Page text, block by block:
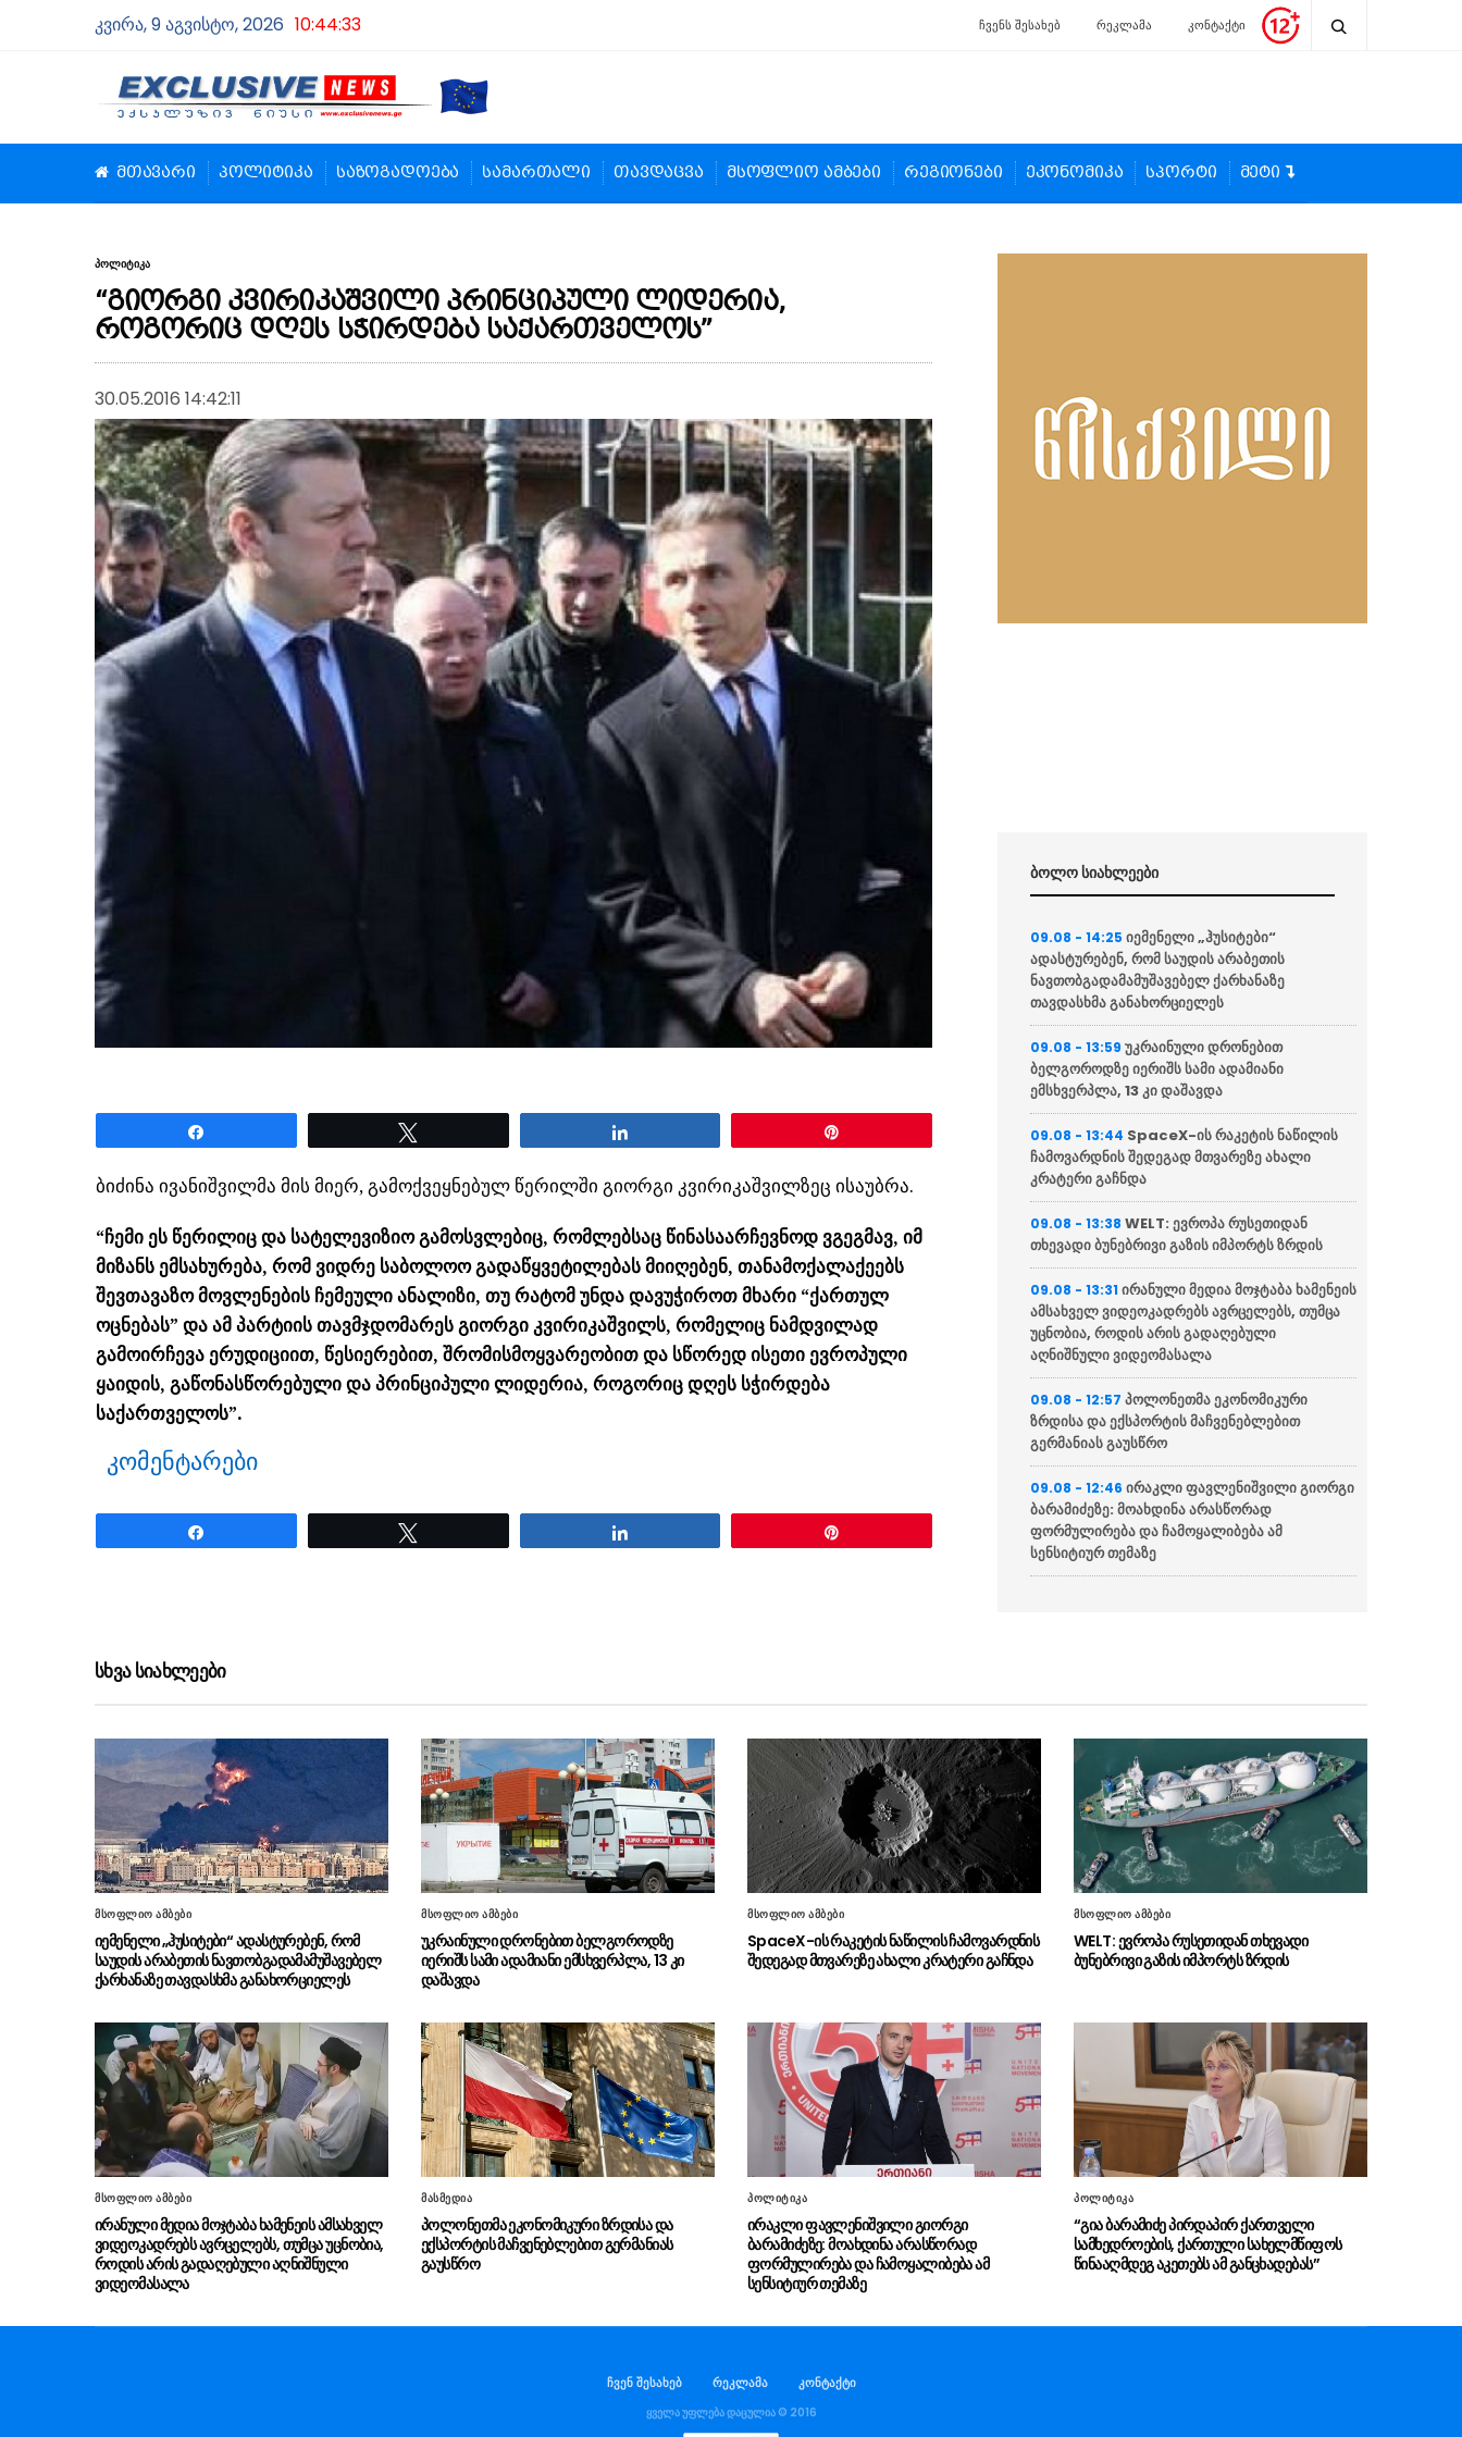
კვირა, 9 აგვისტო, 2026 10:44:34 ჩვენს შესახებ რეკლამა კონტაქტი
მთავარი პოლიტიკა საზოგადოება სამართალი თავდაცვა მსოფლიო ამბები რეგიონები ეკონომიკა სპორტი მეტი
პოლიტიკა
“გიორგი კვირიკაშვილი პრინციპული ლიდერია,
როგორიც დღეს სჭირდება საქართველოს”
30.05.2016 14:42:11
ბიძინა ივანიშვილმა მის მიერ, გამოქვეყნებულ წერილში გიორგი კვირიკაშვილზეც ისაუბრა.
“ჩემი ეს წერილიც და სატელევიზიო გამოსვლებიც, რომლებსაც წინასაარჩევნოდ ვგეგმავ, იმ
მიზანს ემსახურება, რომ ვიდრე საბოლოო გადაწყვეტილებას მიიღებენ, თანამოქალაქეებს
შევთავაზო მოვლენების ჩემეული ანალიზი, თუ რატომ უნდა დავუჭიროთ მხარი “ქართულ
ოცნებას” და ამ პარტიის თავმჯდომარეს გიორგი კვირიკაშვილს, რომელიც ნამდვილად
გამოირჩევა ერუდიციით, წესიერებით, შრომისმოყვარეობით და სწორედ ისეთი ევროპული
ყაიდის, გაწონასწორებული და პრინციპული ლიდერია, როგორიც დღეს სჭირდება
საქართველოს”.
კომენტარები
ბოლო სიახლეები
09.08 - 14:25იემენელი „ჰუსიტები“
ადასტურებენ, რომ საუდის არაბეთის
ნავთობგადამამუშავებელ ქარხანაზე
თავდასხმა განახორციელეს
09.08 - 13:59უკრაინული დრონებით
ბელგოროდზე იერიშს სამი ადამიანი
ემსხვერპლა, 13 კი დაშავდა
09.08 - 13:44 SpaceX-ის რაკეტის ნაწილის
ჩამოვარდნის შედეგად მთვარეზე ახალი
კრატერი გაჩნდა
09.08 - 13:38WELT: ევროპა რუსეთიდან
თხევადი ბუნებრივი გაზის იმპორტს ზრდის
09.08 - 13:31ირანული მედია მოჯტაბა ხამენეის
ამსახველ ვიდეოკადრებს ავრცელებს, თუმცა
უცნობია, როდის არის გადაღებული
აღნიშნული ვიდეომასალა
09.08 - 12:57პოლონეთმა ეკონომიკური
ზრდისა და ექსპორტის მაჩვენებლებით
გერმანიას გაუსწრო
09.08 - 12:46ირაკლი ფავლენიშვილი გიორგი
ბარამიძეზე: მოახდინა არასწორად
ფორმულირება და ჩამოყალიბება ამ
სენსიტიურ თემაზე
სამუშაოები დაათვალიერა
09.08 - 12:19საქსონიაში გერმანიის
მთავრობის გადადგომა მოითხოვეს
09.08 - 12:09ბულგარეთის საგარეო საქმეთა
სამინისტროში დრონის ინციდენტის გამო
უკრაინის ელჩი დაიბარეს
09.08 - 11:58დრონთან დაკავშირებული
ინციდენტის გამო უკრაინის ელჩი ბულგარეთის
09.08 - 11:56
იტალიასა და კანადაში ტყის
ხანძრებს ებრძვიან
09.08 - 11:54კოსოვოში ოპოზიციონერმა
დეპუტატმა პრემიერ-მინისტრის მოვალეობის
შემსრულებელს კვერცხები ესროლა
09.08 - 11:53„ჯარის ბანაკის“ მონაწილე
ოთიკო ონეზაშვილი: ჩემი აზრით ეს არის
საქართველოში ნომერ პირველი პროექტი
რუსულმა ძალებმა გასულ ღამეს
სხვა სიახლეები
მსოფლიო ამბები
იემენელი „ჰუსიტები“ ადასტურებენ, რომ
საუდის არაბეთის ნავთობგადამამუშავებელ
ქარხანაზე თავდასხმა განახორციელეს
მსოფლიო ამბები
უკრაინული დრონებით ბელგოროდზე
იერიშს სამი ადამიანი ემსხვერპლა, 13 კი
დაშავდა
მსოფლიო ამბები
SpaceX-ის რაკეტის ნაწილის ჩამოვარდნის
შედეგად მთვარეზე ახალი კრატერი გაჩნდა
მსოფლიო ამბები
WELT: ევროპა რუსეთიდან თხევადი
ბუნებრივი გაზის იმპორტს ზრდის
მსოფლიო ამბები
ირანული მედია მოჯტაბა ხამენეის ამსახველ
ვიდეოკადრებს ავრცელებს, თუმცა უცნობია,
როდის არის გადაღებული აღნიშნული
ვიდეომასალა
მასმედია
პოლონეთმა ეკონომიკური ზრდისა და
ექსპორტის მაჩვენებლებით გერმანიას
გაუსწრო
პოლიტიკა
ირაკლი ფავლენიშვილი გიორგი
ბარამიძეზე: მოახდინა არასწორად
ფორმულირება და ჩამოყალიბება ამ
სენსიტიურ თემაზე
პოლიტიკა
“გია ბარამიძე პირდაპირ ქართველი
სამხედროების, ქართული სახელმწიფოს
წინააღმდეგ აკეთებს ამ განცხადებას”
ჩვენ შესახებ რეკლამა კონტაქტი
ყველა უფლება დაცულია © 2016